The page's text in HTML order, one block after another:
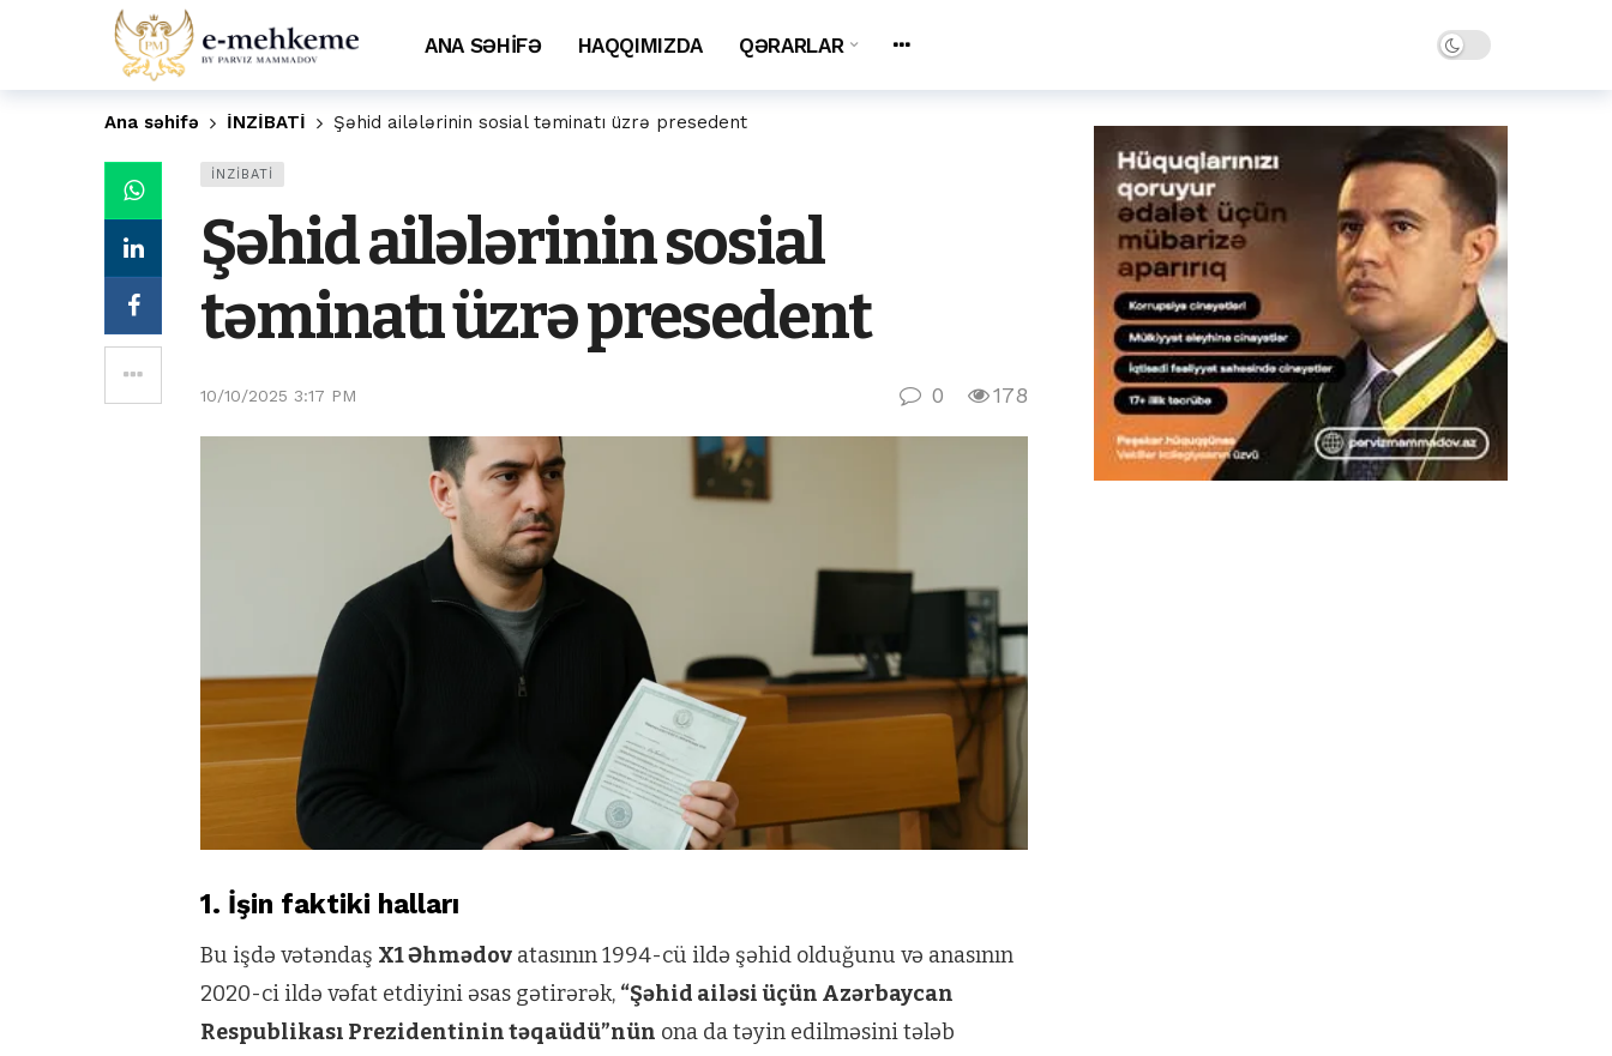
ANA SƏHİFƏ HAQQIMIZDA QƏRARLAR Dark mode
Ana səhifə İNZİBATİ Şəhid ailələrinin sosial təminatı üzrə presedent
İNZİBATİ
Şəhid ailələrinin sosial
təminatı üzrə presedent
10/10/2025 3:17 PM 0 178
1. İşin faktiki halları
Bu işdə vətəndaş X1 Əhmədov atasının 1994-cü ildə şəhid olduğunu və anasının
2020-ci ildə vəfat etdiyini əsas gətirərək, “Şəhid ailəsi üçün Azərbaycan
Respublikası Prezidentinin təqaüdü”nün ona da təyin edilməsini tələb